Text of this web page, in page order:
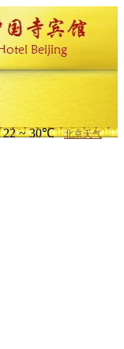
22 ~ 30℃ 北京天气